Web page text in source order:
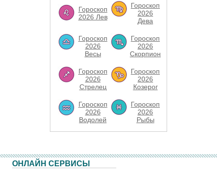
Гороскоп
2026 Лев
Гороскоп
2026
Дева
Гороскоп
2026
Весы
Гороскоп
2026
Скорпион
Гороскоп
2026
Стрелец
Гороскоп
2026
Козерог
Гороскоп
2026
Водолей
Гороскоп
2026
Рыбы
ОНЛАЙН СЕРВИСЫ